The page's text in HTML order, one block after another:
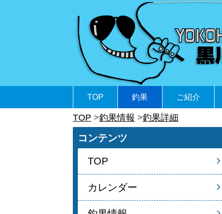
TOP 釣果 ご紹介
TOP 釣果情報 釣果詳細
コンテンツ
TOP
カレンダー